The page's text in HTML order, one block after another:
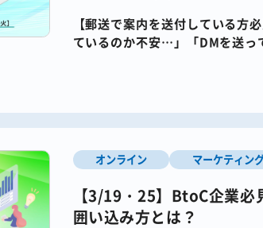
【郵送で案内を送付している方
ているのか不安…」「DMを送
オンライン マーケティン
【3/19・25】BtoC企業
囲い込み方とは？